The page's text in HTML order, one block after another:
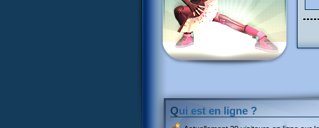
Qui est en ligne ?